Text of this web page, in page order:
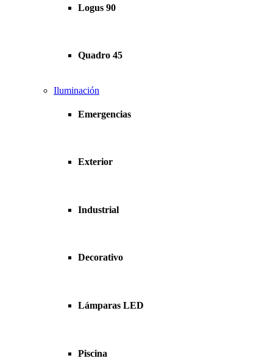
Logus 90
Quadro 45
Iluminación
Emergencias
Exterior
Industrial
Decorativo
Lámparas LED
Piscina